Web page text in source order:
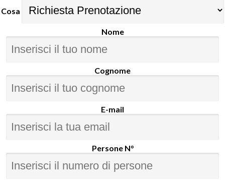
Cosa
Nome
Cognome
E-mail
Persone N°